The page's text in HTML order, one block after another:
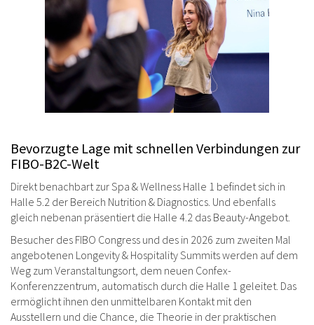
Bevorzugte Lage mit schnellen Verbindungen zur
FIBO-B2C-Welt
Direkt benachbart zur Spa & Wellness Halle 1 befindet sich in
Halle 5.2 der Bereich Nutrition & Diagnostics. Und ebenfalls
gleich nebenan präsentiert die Halle 4.2 das Beauty-Angebot.
Besucher des FIBO Congress und des in 2026 zum zweiten Mal
angebotenen Longevity & Hospitality Summits werden auf dem
Weg zum Veranstaltungsort, dem neuen Confex-
Konferenzzentrum, automatisch durch die Halle 1 geleitet. Das
ermöglicht ihnen den unmittelbaren Kontakt mit den
Ausstellern und die Chance, die Theorie in der praktischen